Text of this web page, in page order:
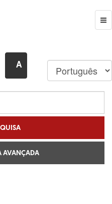
A
AVANÇADA